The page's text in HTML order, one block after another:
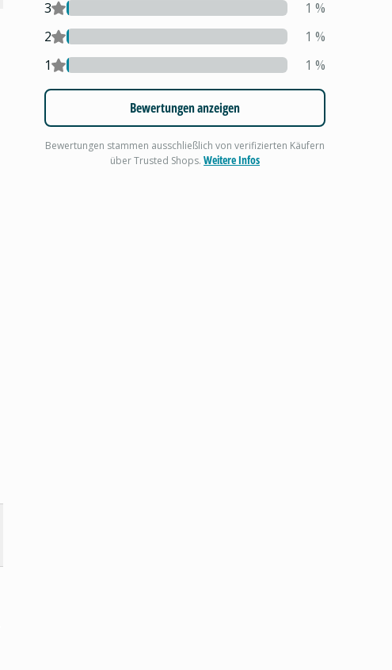
3
1 %
2
1 %
1
1 %
Bewertungen anzeigen
Bewertungen stammen ausschließlich von verifizierten Käufern
über Trusted Shops.Weitere Infos